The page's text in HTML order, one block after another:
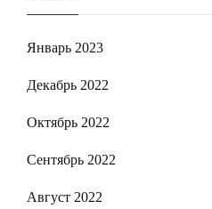
Январь 2023
Декабрь 2022
Октябрь 2022
Сентябрь 2022
Август 2022